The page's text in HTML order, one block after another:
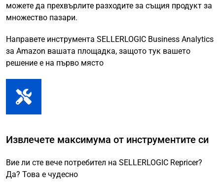
можете да прехвърлите разходите за същия продукт за
множество пазари.
Направете инструмента SELLERLOGIC Business Analytics
за Amazon вашата площадка, защото тук вашето
решение е на първо място
Извлечете максимума от инструментите си
Вие ли сте вече потребител на SELLERLOGIC Repricer?
Да? Това е чудесно